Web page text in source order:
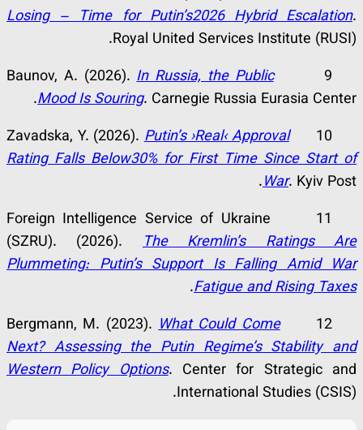
Losing – Time for Putin’s2026 Hybrid Escalation.
Royal United Services Institute (RUSI).
9 Baunov, A. (2026).
In Russia, the Public
Mood Is Souring. Carnegie Russia Eurasia Center.
10 Zavadska, Y. (2026).
Putin’s ›Real‹ Approval
Rating Falls Below30% for First Time Since Start of
War. Kyiv Post.
11 Foreign Intelligence Service of Ukraine
(SZRU). (2026).The Kremlin’s Ratings Are
Plummeting: Putin’s Support Is Falling Amid War
Fatigue and Rising Taxes
.
12 Bergmann, M. (2023).
What Could Come
Next? Assessing the Putin Regime’s Stability and
Western Policy Options. Center for Strategic and
International Studies (CSIS).